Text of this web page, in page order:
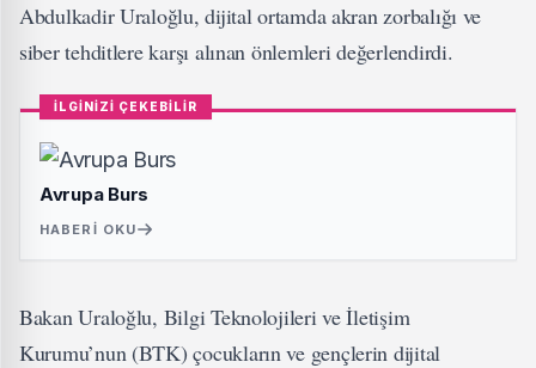
Abdulkadir Uraloğlu, dijital ortamda akran zorbalığı ve
siber tehditlere karşı alınan önlemleri değerlendirdi.
İLGİNİZİ ÇEKEBİLİR
Avrupa Burs
HABERI OKU
Bakan Uraloğlu, Bilgi Teknolojileri ve İletişim
Kurumu’nun (BTK) çocukların ve gençlerin dijital